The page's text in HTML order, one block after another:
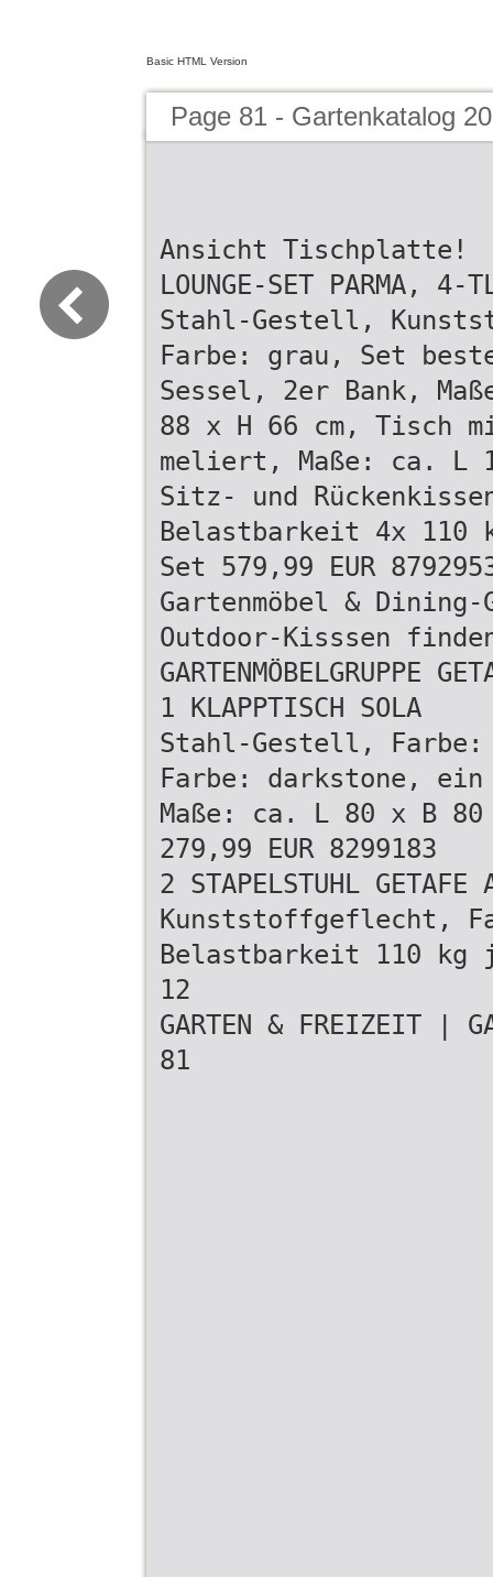
Basic HTML Version
Page 81 - Gartenkatalog
Ansicht Tischplatte!
LOUNGE-SET PARMA, 4-
Stahl-Gestell,
Farbe: grau, Set
Sessel, 2er Bank,
88 x H 66 cm, Tisch
meliert, Maße: ca. L
Sitz- und
Belastbarkeit 4x 110
Set 579,99 EUR
Gartenmöbel & Dining-
Outdoor-Kisssen
GARTENMÖBELGRUPPE
1 KLAPPTISCH SOLA
Stahl-Gestell,
Farbe: darkstone,
Maße: ca. L 80 x B 80
279,99 EUR 8299183
2 STAPELSTUHL
Kunststoffgeflecht,
Belastbarkeit 110 kg
12
GARTEN & FREIZEIT |
81